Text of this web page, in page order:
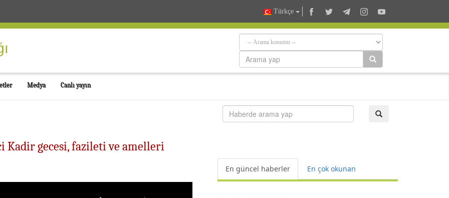
Türkçe
Medya Canlı yayın
Kadir gecesi, fazileti ve amelleri
En güncel haberler En çok okunan